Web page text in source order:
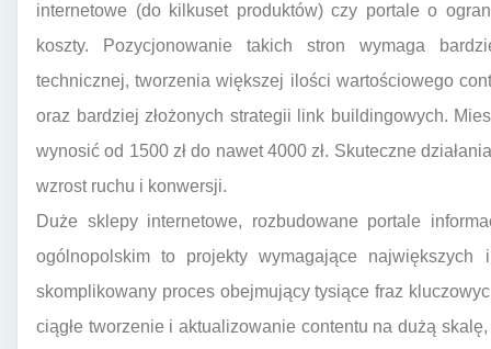
internetowe (do kilkuset produktów) czy portale o
koszty. Pozycjonowanie takich stron wymaga
technicznej, tworzenia większej ilości wartościowego
oraz bardziej złożonych strategii link buildingowych.
wynosić od 1500 zł do nawet 4000 zł. Skuteczne
wzrost ruchu i konwersji.
Duże sklepy internetowe, rozbudowane portale
ogólnopolskim to projekty wymagające
skomplikowany proces obejmujący tysiące fraz
ciągłe tworzenie i aktualizowanie contentu na dużą